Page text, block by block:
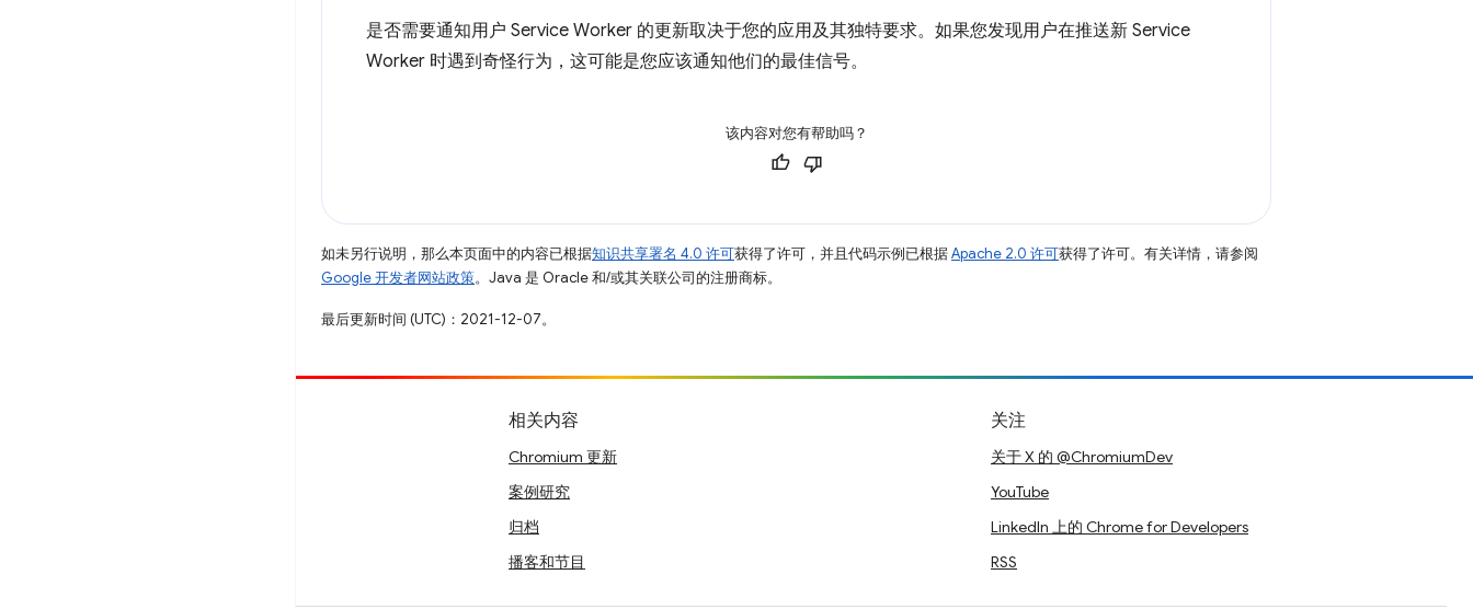
是否需要通知用户 Service Worker 的更新取决于您的应用及其独特要求。如果您发现用户在推送新 Service
Worker 时遇到奇怪行为，这可能是您应该通知他们的最佳信号。
该内容对您有帮助吗？
如未另行说明，那么本页面中的内容已根据知识共享署名 4.0 许可获得了许可，并且代码示例已根据Apache 2.0 许可获得了许可。有关详情，请参阅
Google 开发者网站政策。Java 是 Oracle 和/或其关联公司的注册商标。
最后更新时间 (UTC)：2021-12-07。
相关内容
Chromium 更新
案例研究
归档
播客和节目
关注
关于 X 的 @ChromiumDev
YouTube
LinkedIn 上的 Chrome for Developers
RSS